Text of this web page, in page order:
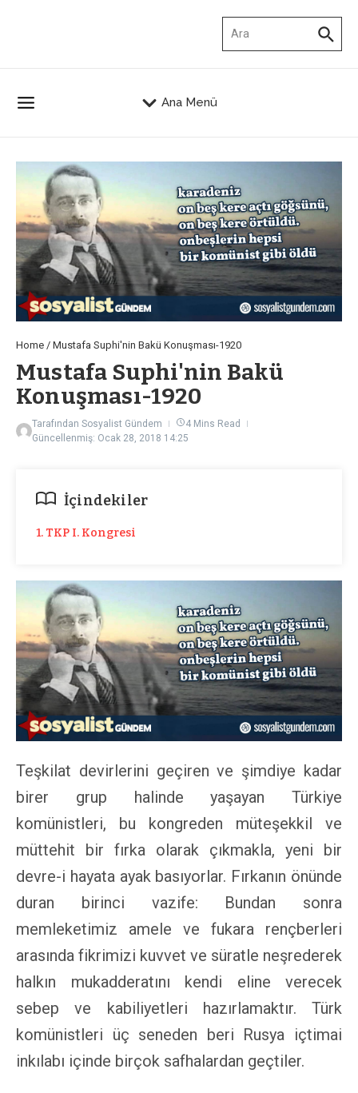
Ana Menü
Home / Mustafa Suphi'nin Bakü Konuşması-1920
Mustafa Suphi'nin Bakü
Konuşması-1920
Tarafından Sosyalist Gündem
4 Mins Read
Güncellenmiş: Ocak 28, 2018 14:25
İçindekiler
1. TKP I. Kongresi
Teşkilat devirlerini geçiren ve şimdiye kadar
birer grup halinde yaşayan Türkiye
komünistleri, bu kongreden müteşekkil ve
müttehit bir fırka olarak çıkmakla, yeni bir
devre-i hayata ayak basıyorlar. Fırkanın önünde
duran birinci vazife: Bundan sonra
memleketimiz amele ve fukara rençberleri
arasında fikrimizi kuvvet ve süratle neşrederek
halkın mukadderatını kendi eline verecek
sebep ve kabiliyetleri hazırlamaktır. Türk
komünistleri üç seneden beri Rusya içtimai
inkılabı içinde birçok safhalardan geçtiler.